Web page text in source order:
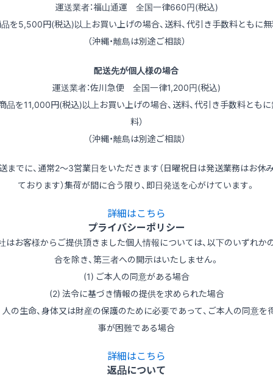
運送業者：福山通運 全国一律660円(税込)
品を5,500円(税込)以上お買い上げの場合、送料、代引き手数料ともに無
（沖縄・離島は別途ご相談）
配送先が個人様の場合
運送業者：佐川急便 全国一律1,200円(税込)
品を11,000円(税込)以上お買い上げの場合、送料、代引き手数料とも
料）
（沖縄・離島は別途ご相談）
までに、通常2～3営業日をいただきます（日曜祝日は発送業務はお休
ております）集荷が間に合う限り、即日発送を心がけています。
詳細はこちら
プライバシーポリシー
はお客様からご提供頂きました個人情報については、以下のいずれか
合を除き、第三者への開示はいたしません。
(1) ご本人の同意がある場合
(2) 法令に基づき情報の提供を求められた場合
の生命、身体又は財産の保護のために必要であって、ご本人の同意を
事が困難である場合
詳細はこちら
返品について